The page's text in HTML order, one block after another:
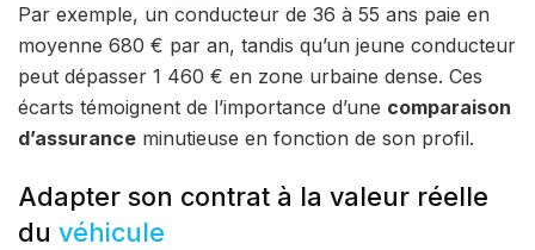
Par exemple, un conducteur de 36 à 55 ans paie en
moyenne 680 € par an, tandis qu’un jeune conducteur
peut dépasser 1 460 € en zone urbaine dense. Ces
écarts témoignent de l’importance d’une comparaison
d’assurance minutieuse en fonction de son profil.
Adapter son contrat à la valeur réelle
du véhicule